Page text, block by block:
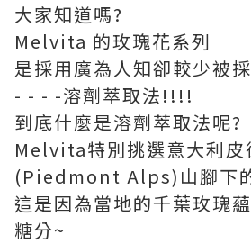
大家知道嗎?
Melvita 的玫瑰花系列
是採用廣為人知卻較少被
- - - -溶劑萃取法!!!!
到底什麼是溶劑萃取法呢?
Melvita特別挑選意大利皮
(Piedmont Alps)山腳下
這是因為當地的千葉玫瑰
糖分~